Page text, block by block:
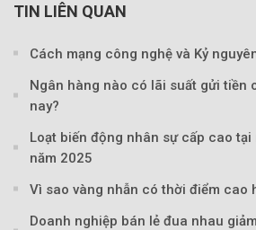
TIN LIÊN QUAN
Cách mạng công nghệ và Kỷ
Ngân hàng nào có lãi suất gửi tiền
nay?
Loạt biến động nhân sự cấp cao
năm 2025
Vì sao vàng nhẫn có thời điểm cao
Doanh nghiệp bán lẻ đua nhau